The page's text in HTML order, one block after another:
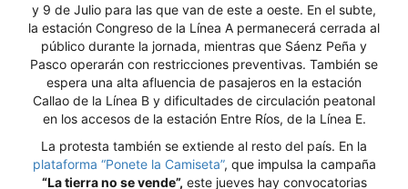
y 9 de Julio para las que van de este a oeste. En el subte,
la estación Congreso de la Línea A permanecerá cerrada al
público durante la jornada, mientras que Sáenz Peña y
Pasco operarán con restricciones preventivas. También se
espera una alta afluencia de pasajeros en la estación
Callao de la Línea B y dificultades de circulación peatonal
en los accesos de la estación Entre Ríos, de la Línea E.
La protesta también se extiende al resto del país. En la
plataforma “Ponete la Camiseta”, que impulsa la campaña
“La tierra no se vende”, este jueves hay convocatorias